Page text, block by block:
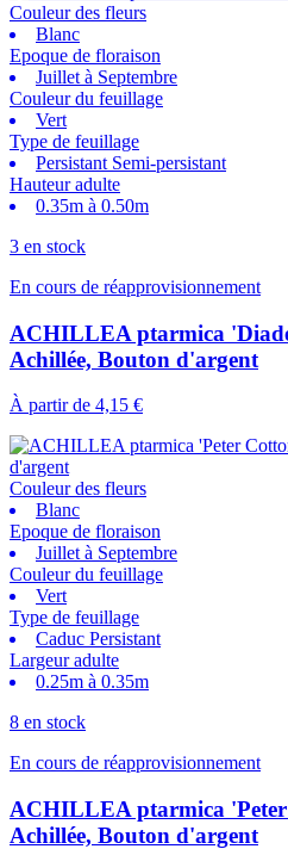
Couleur des fleurs
Blanc
Epoque de floraison
Juillet à Septembre
Couleur du feuillage
Vert
Type de feuillage
Persistant Semi-persistant
Hauteur adulte
0.35m à 0.50m
3 en stock
En cours de réapprovisionnement
ACHILLEA ptarmica
Achillée, Bouton d'argent
À partir de 4,15 €
Couleur des fleurs
Blanc
Epoque de floraison
Juillet à Septembre
Couleur du feuillage
Vert
Type de feuillage
Caduc Persistant
Largeur adulte
0.25m à 0.35m
8 en stock
En cours de réapprovisionnement
ACHILLEA ptarmica
Achillée, Bouton d'argent